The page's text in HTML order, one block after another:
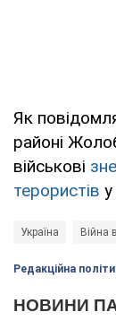
Як
районі
військові
терористів
Україна Війна
Редакційна